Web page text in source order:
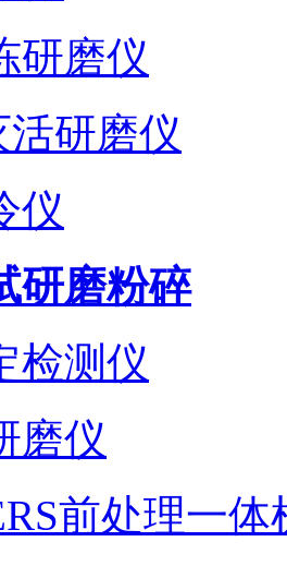
研磨仪
研磨仪
仪
研磨粉碎
检测仪
磨仪
前处理一体